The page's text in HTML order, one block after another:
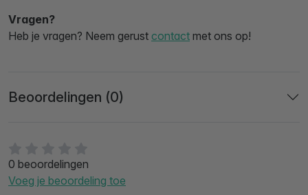
0 beoordelingen
Voeg je beoordeling toe
Vragen?
Heb je vragen? Neem gerust contact met ons op!
Beoordelingen (0)